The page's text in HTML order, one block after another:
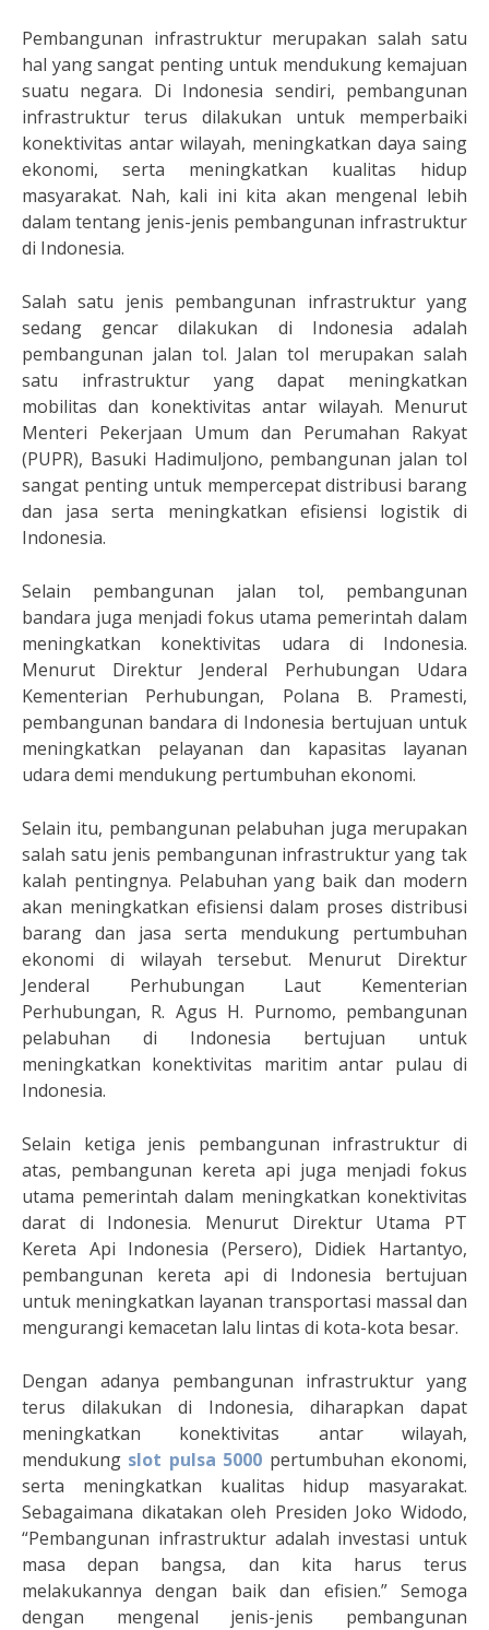
Pembangunan infrastruktur merupakan salah satu
hal yang sangat penting untuk mendukung kemajuan
suatu negara. Di Indonesia sendiri, pembangunan
infrastruktur terus dilakukan untuk memperbaiki
konektivitas antar wilayah, meningkatkan daya saing
ekonomi, serta meningkatkan kualitas hidup
masyarakat. Nah, kali ini kita akan mengenal lebih
dalam tentang jenis-jenis pembangunan infrastruktur
di Indonesia.
Salah satu jenis pembangunan infrastruktur yang
sedang gencar dilakukan di Indonesia adalah
pembangunan jalan tol. Jalan tol merupakan salah
satu infrastruktur yang dapat meningkatkan
mobilitas dan konektivitas antar wilayah. Menurut
Menteri Pekerjaan Umum dan Perumahan Rakyat
(PUPR), Basuki Hadimuljono, pembangunan jalan tol
sangat penting untuk mempercepat distribusi barang
dan jasa serta meningkatkan efisiensi logistik di
Indonesia.
Selain pembangunan jalan tol, pembangunan
bandara juga menjadi fokus utama pemerintah dalam
meningkatkan konektivitas udara di Indonesia.
Menurut Direktur Jenderal Perhubungan Udara
Kementerian Perhubungan, Polana B. Pramesti,
pembangunan bandara di Indonesia bertujuan untuk
meningkatkan pelayanan dan kapasitas layanan
udara demi mendukung pertumbuhan ekonomi.
Selain itu, pembangunan pelabuhan juga merupakan
salah satu jenis pembangunan infrastruktur yang tak
kalah pentingnya. Pelabuhan yang baik dan modern
akan meningkatkan efisiensi dalam proses distribusi
barang dan jasa serta mendukung pertumbuhan
ekonomi di wilayah tersebut. Menurut Direktur
Jenderal Perhubungan Laut Kementerian
Perhubungan, R. Agus H. Purnomo, pembangunan
pelabuhan di Indonesia bertujuan untuk
meningkatkan konektivitas maritim antar pulau di
Indonesia.
Selain ketiga jenis pembangunan infrastruktur di
atas, pembangunan kereta api juga menjadi fokus
utama pemerintah dalam meningkatkan konektivitas
darat di Indonesia. Menurut Direktur Utama PT
Kereta Api Indonesia (Persero), Didiek Hartantyo,
pembangunan kereta api di Indonesia bertujuan
untuk meningkatkan layanan transportasi massal dan
mengurangi kemacetan lalu lintas di kota-kota besar.
Dengan adanya pembangunan infrastruktur yang
terus dilakukan di Indonesia, diharapkan dapat
meningkatkan konektivitas antar wilayah,
mendukung slot pulsa 5000 pertumbuhan ekonomi,
serta meningkatkan kualitas hidup masyarakat.
Sebagaimana dikatakan oleh Presiden Joko Widodo,
“Pembangunan infrastruktur adalah investasi untuk
masa depan bangsa, dan kita harus terus
melakukannya dengan baik dan efisien.” Semoga
dengan mengenal jenis-jenis pembangunan